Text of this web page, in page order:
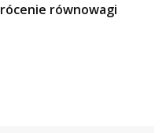
równowagi